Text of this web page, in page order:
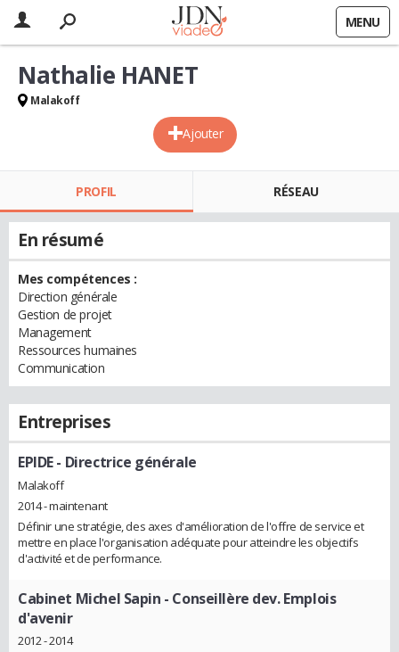
MENU
Ajouter
Nathalie HANET
Malakoff
PROFIL RÉSEAU
En résumé
Mes compétences :
Direction générale
Gestion de projet
Management
Ressources humaines
Communication
Entreprises
EPIDE- Directrice générale
Malakoff
2014 - maintenant
Définir une stratégie, des axes d'amélioration de l'offre de service et
mettre en place l'organisation adéquate pour atteindre les objectifs
d'activité et de performance.
Cabinet Michel Sapin - Conseillère dev. Emplois
d'avenir
2012 - 2014